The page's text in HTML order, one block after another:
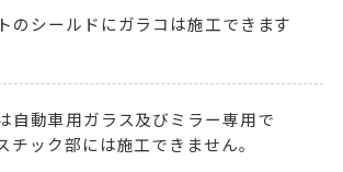
のシールドにガラコは施工できます
自動車用ガラス及びミラー専用で
チック部には施工できません。